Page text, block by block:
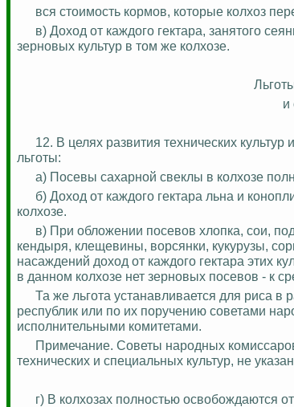
вся стоимость кормов, которые колхоз
в) Доход от каждого гектара, занятого
зерновых культур в том же колхозе.
и
12. В целях развития технических
льготы:
а) Посевы сахарной свеклы в колхозе
б) Доход от каждого гектара льна и
колхозе.
в) При обложении посевов хлопка, сои,
кендыря, клещевины, ворсянки, кукурузы,
насаждений доход от каждого гектара этих
в данном колхозе нет зерновых посевов - к
Та же льгота устанавливается для риса
республик или по их поручению советами
исполнительными комитетами.
Примечание. Советы народных
технических и специальных культур, не
г) В колхозах полностью освобождаются